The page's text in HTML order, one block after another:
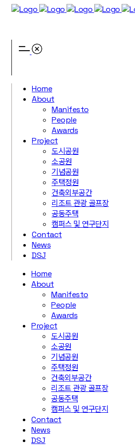
Home
About
Manifesto
People
Awards
Project
도시공원
소공원
기념공원
주택정원
건축외부공간
리조트 관광 골프장
공동주택
캠퍼스 및 연구단지
Contact
News
DSJ
Home
About
Manifesto
People
Awards
Project
도시공원
소공원
기념공원
주택정원
건축외부공간
리조트 관광 골프장
공동주택
캠퍼스 및 연구단지
Contact
News
DSJ